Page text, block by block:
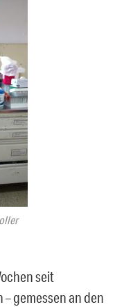
seit
gemessen an den